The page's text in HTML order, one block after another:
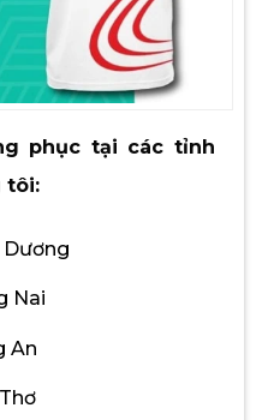
phục tại các tỉnh
tôi:
Nai
An